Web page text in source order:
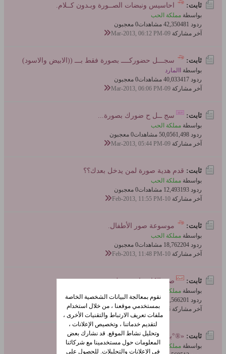
ثابت: احاسيس ونبضات الصــورة وبـدون كــلام.
بواسطة مملكة الحب
ردود 481
42,350 مشاهدات
0 معجبون
آخر مشاركة 09-Mar-2013, 06:12 PM
ثابت: سجـــل حضوركــــ بصورة فقط بـــ ((الابيض والاسود)
بواسطة
االمارد
ردود 417
40,033 مشاهدات
0 معجبون
آخر مشاركة 09-Mar-2013, 06:06 PM
ثابت: سج ــل ح ضورك بصورة...
بواسطة مملكة الحب
ردود 1,498
50,056 مشاهدات
0 معجبون
آخر مشاركة 09-Mar-2013, 05:44 PM
ثابت: قدم هدية صورة لمن يدخل بعدك؟؟
بواسطة مملكة الحب
ردود 193
12,493 مشاهدات
0 معجبون
آخر مشاركة 10-Feb-2013, 11:55 PM
ثابت: موسوعة صور الأطفال.
بواسطة مملكة الحب
ردود 204
18,762 مشاهدات
0 معجبون
آخر مشاركة 10-Feb-2013, 11:48 PM
ثابت: صيد الكاميرا صور طريفة..متجدد
بواسطة مملكة الحب
ردود 201
16,566 مشاهدات
0 معجبون
آخر مشاركة 06-Feb-2013, 10:44 AM
ثابت: «®°بلنسيــــة مــع الرومنسيــه•°®»
بواسطة مملكة الحب
نقوم بمعالجة البيانات الشخصية الخاصة
بمستخدمي موقعنا ، من خلال استخدام
ملفات تعريف الارتباط والتقنيات الأخرى ،
لتقديم خدماتنا ، وتخصيص الإعلانات ،
وتحليل نشاط الموقع. قد نشارك بعض
المعلومات حول مستخدمينا مع شركائنا
في الإعلانات والتحليلات. للحصول على